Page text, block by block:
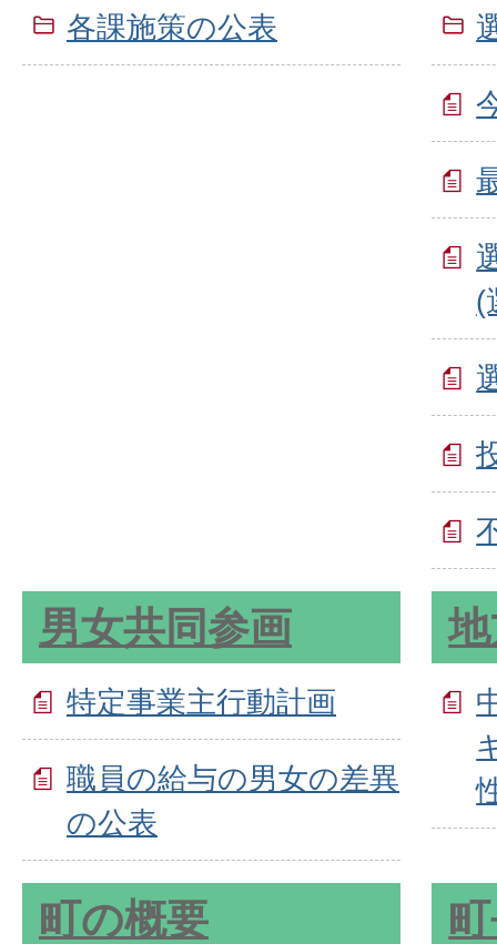
各課施策の公表
(
男女共同参画
特定事業主行動計画
職員の給与の男女の差異
の公表
町の概要